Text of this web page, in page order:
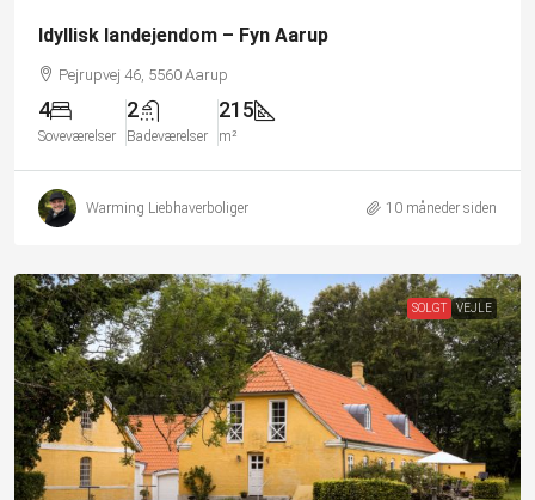
Idyllisk landejendom – Fyn Aarup
Pejrupvej 46, 5560 Aarup
4
Soveværelser
2
Badeværelser
215
m²
Warming Liebhaverboliger 10 måneder siden
SOLGT VEJLE